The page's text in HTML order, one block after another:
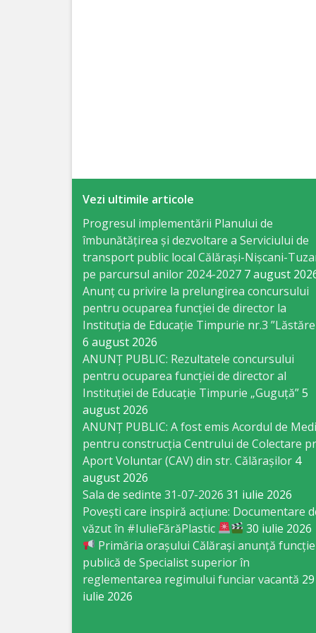
Drumuri
Specialist
Problemele
Antreprenoriat,
Business
Comerţ
Specialist
Problemele
Tineretului
Sportului
Specialist
pentru
Vezi ultimile articole
Progresul implementării Planului de
îmbunătățirea și dezvoltare a Serviciului de
transport public local Călărași-Nișcani-
pe parcursul anilor 2024-2027 7 august
Anunț cu privire la prelungirea concursului
pentru ocuparea funcţiei de director la
Instituția de Educație Timpurie nr.3
6 august 2026
ANUNȚ PUBLIC: Rezultatele concursului
pentru ocuparea funcției de director al
Instituției de Educație Timpurie „Guguță”5
august 2026
ANUNȚ PUBLIC: A fost emis Acordul de
pentru construcția Centrului de Colectare
Aport Voluntar (CAV) din str. Călărașilor 4
august 2026
Sala de sedinte 31-07-2026 31 iulie 2026
Povești care inspiră acțiune: Documentare
văzut în #IulieFărăPlastic
30 iulie 2026
Primăria orașului Călărași anunță funcție
publică de Specialist superior în
reglementarea regimului funciar vacantă 29
iulie 2026